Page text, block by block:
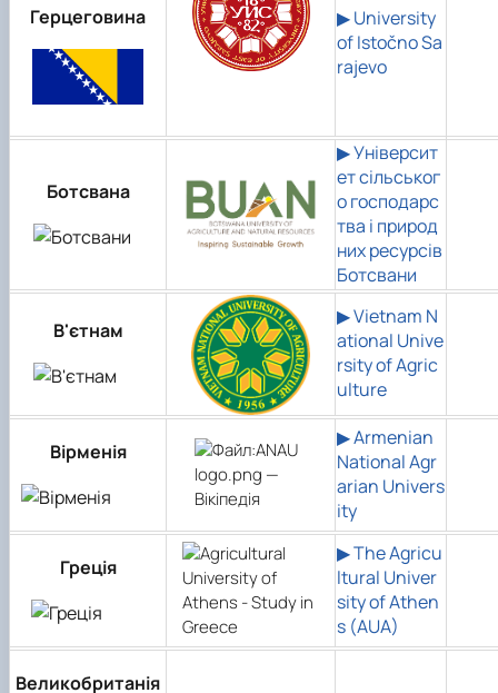
Герцеговина
▶University
of Istočno Sa
rajevo
Ботсвана
▶ Університ
ет сільськог
о господарс
тва і природ
них ресурсів
Ботсвани
В'єтнам
▶Vietnam N
ational Unive
rsity of Agric
ulture
Вірменія
▶Armenian
National Agr
arian Univers
ity
Греція
▶The Agricu
ltural Univer
sity of Athen
s (AUA)
Великобританія